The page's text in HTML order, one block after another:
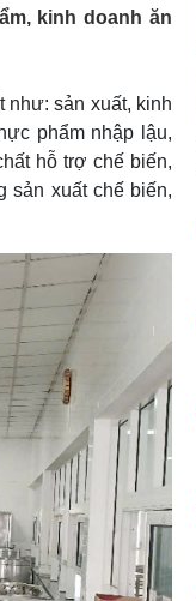
Thông tin
Doanh
Doanh
Vì cộng
Du lịch
Tư vấn
kinh doanh ăn
như: sản xuất, kinh
phẩm nhập lậu,
hỗ trợ chế biến,
sản xuất chế biến,